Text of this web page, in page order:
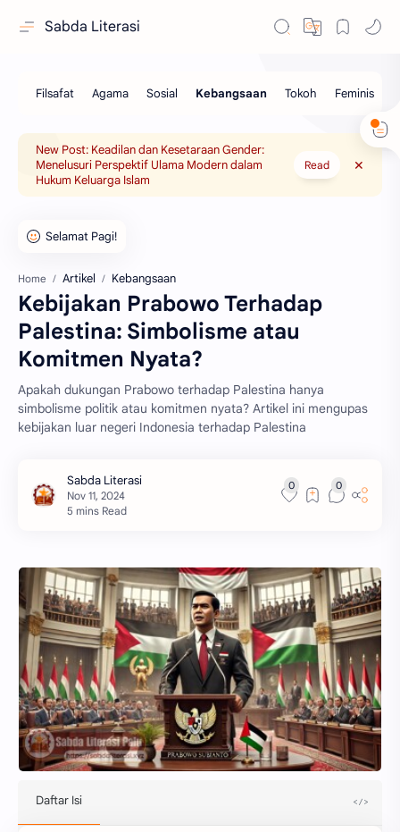
Sabda Literasi
New Post: Keadilan dan Kesetaraan Gender:
Menelusuri Perspektif Ulama Modern dalam
Hukum Keluarga Islam
Read
Home Artikel Kebangsaan
Kebijakan Prabowo Terhadap
Palestina: Simbolisme atau
Komitmen Nyata?
Apakah dukungan Prabowo terhadap Palestina hanya
simbolisme politik atau komitmen nyata? Artikel ini mengupas
kebijakan luar negeri Indonesia terhadap Palestina
5 mins Read